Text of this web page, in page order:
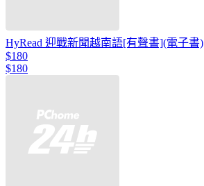
HyRead 迎戰新聞越南語[有聲書](電子書)
$180
$180